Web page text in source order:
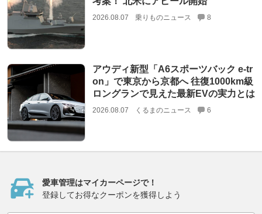
2026.08.07 乗りものニュース 8
アウディ新型「A6スポーツバック e-tr
on」で東京から京都へ 往復1000km級
ロングランで見えた最新EVの実力とは
2026.08.07 くるまのニュース 6
愛車管理はマイカーページで！
登録してお得なクーポンを獲得しよう